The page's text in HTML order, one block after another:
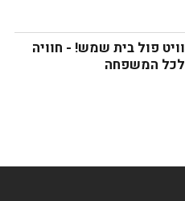
לכל המשפחה